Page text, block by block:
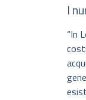
I
“In